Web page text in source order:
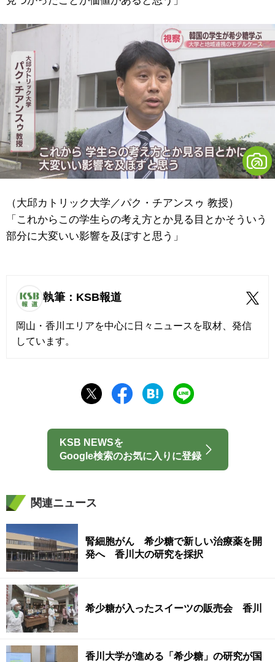
（大邱カトリック大学／パク・チアンスゥ 教授）
「これからこの学生らの考え方とか見る目とかそういう
部分に大変いい影響を及ぼすと思う」
執筆：KSB報道
岡山・香川エリアを中心に日々ニュースを取材、発信
しています。
KSB NEWSを
Google検索のお気に入りに登録
関連ニュース
腎細胞がん 希少糖で新しい治療薬を開
発へ 香川大の研究を採択
希少糖が入ったスイーツの販売会 香川
香川大学が進める「希少糖」の研究が国